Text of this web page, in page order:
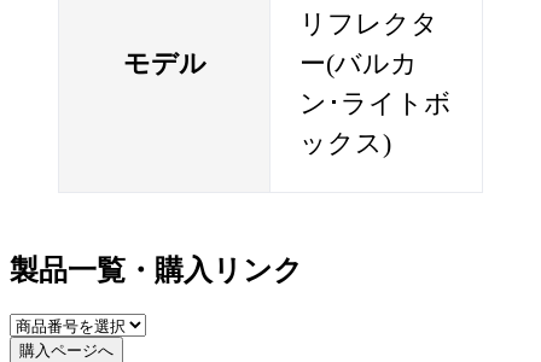
モデル
リフレクタ
ー(バルカ
ン･ライトボ
ックス)
製品一覧・購入リンク
購入ページへ